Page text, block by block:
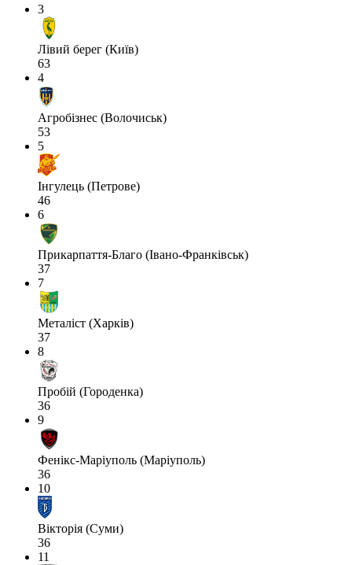
3
Лівий берег (Київ)
63
4
Агробізнес (Волочиськ)
53
5
Інгулець (Петрове)
46
6
Прикарпаття-Благо (Івано-Франківськ)
37
7
Металіст (Харків)
37
8
Пробій (Городенка)
36
9
Фенікс-Маріуполь (Маріуполь)
36
10
Вікторія (Суми)
36
11